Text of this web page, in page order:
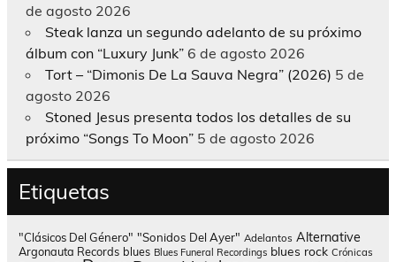
de agosto 2026
Steak lanza un segundo adelanto de su próximo
álbum con “Luxury Junk” 6 de agosto 2026
Tort – “Dimonis De La Sauva Negra” (2026) 5 de
agosto 2026
Stoned Jesus presenta todos los detalles de su
próximo “Songs To Moon” 5 de agosto 2026
Etiquetas
"Clásicos Del Género" "Sonidos Del Ayer" Adelantos Alternative
Argonauta Records blues Blues Funeral Recordings blues rock Crónicas